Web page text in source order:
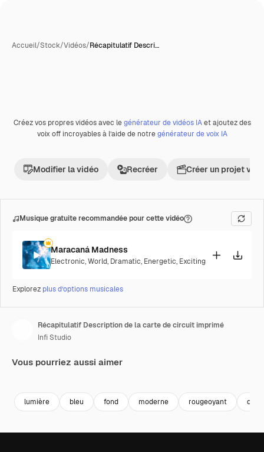
Accueil/Stock/Vidéos/Récapitulatif Descri…
Premium
Créez vos propres vidéos avec legénérateur de vidéos IAet ajoutez des
voix off incroyables à l’aide de notregénérateur de voix IA
Modifier la vidéo Recréer Créer un projet
Musique gratuite recommandée pour cette vidéo
Maracaná Madness
Electronic,World, Dramatic, Energetic, Exciting
Explorez plus d’options musicales
Récapitulatif Description de la carte de circuit imprimé
Infi Studio
Vous pourriez aussi aimer
lumière bleu fond moderne rougeoyant